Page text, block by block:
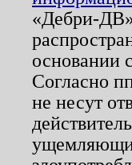
«Дебри-
основании
Согласно
не несут